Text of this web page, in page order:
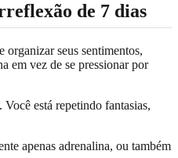
de 7 dias
organizar seus sentimentos,
em vez de se pressionar por
está repetindo fantasias,
apenas adrenalina, ou também